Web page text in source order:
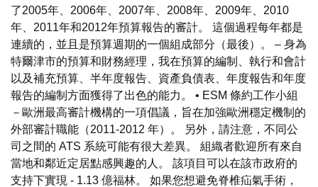
了2005年、2006年、2007年、2008年、2009年、2010
年、2011年和2012年預算報告的審計。 這個過程每年都是
連續的，並且是預算週期的一個組成部分（最後）。 – 身為
特爾津市的預算和財務經理，我在預算的編制、執行和會計
以及補充預算、半年度報告、資產負債表、年度報告和年度
報告的編制方面獲得了出色的能力。 • ESM 條約工作小組
－歐洲最高審計機構的一項倡議，旨在加強歐洲穩定機制的
外部審計職能（2011-2012 年）。 另外，請注意，不同公
司之間的 ATS 系統可能有很大差異。 組織者歡迎所有來自
當地和鄰近定居點感興趣的人。 該項目可以在該市政府的
支持下實現 - 1.13 億福林。 如果您想避免脊椎疝氣手術，